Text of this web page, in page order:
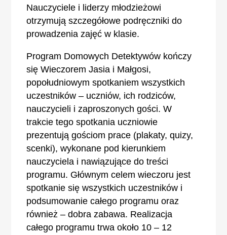
Nauczyciele i liderzy młodzieżowi
otrzymują szczegółowe podręczniki do
prowadzenia zajęć w klasie.
Program Domowych Detektywów kończy
się Wieczorem Jasia i Małgosi,
popołudniowym spotkaniem wszystkich
uczestników – uczniów, ich rodziców,
nauczycieli i zaproszonych gości. W
trakcie tego spotkania uczniowie
prezentują gościom prace (plakaty, quizy,
scenki), wykonane pod kierunkiem
nauczyciela i nawiązujące do treści
programu. Głównym celem wieczoru jest
spotkanie się wszystkich uczestników i
podsumowanie całego programu oraz
również – dobra zabawa. Realizacja
całego programu trwa około 10 – 12